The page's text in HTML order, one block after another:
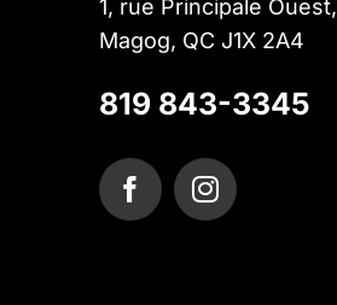
1, rue Principale Ouest,
Magog, QC J1X 2A4
819 843-3345